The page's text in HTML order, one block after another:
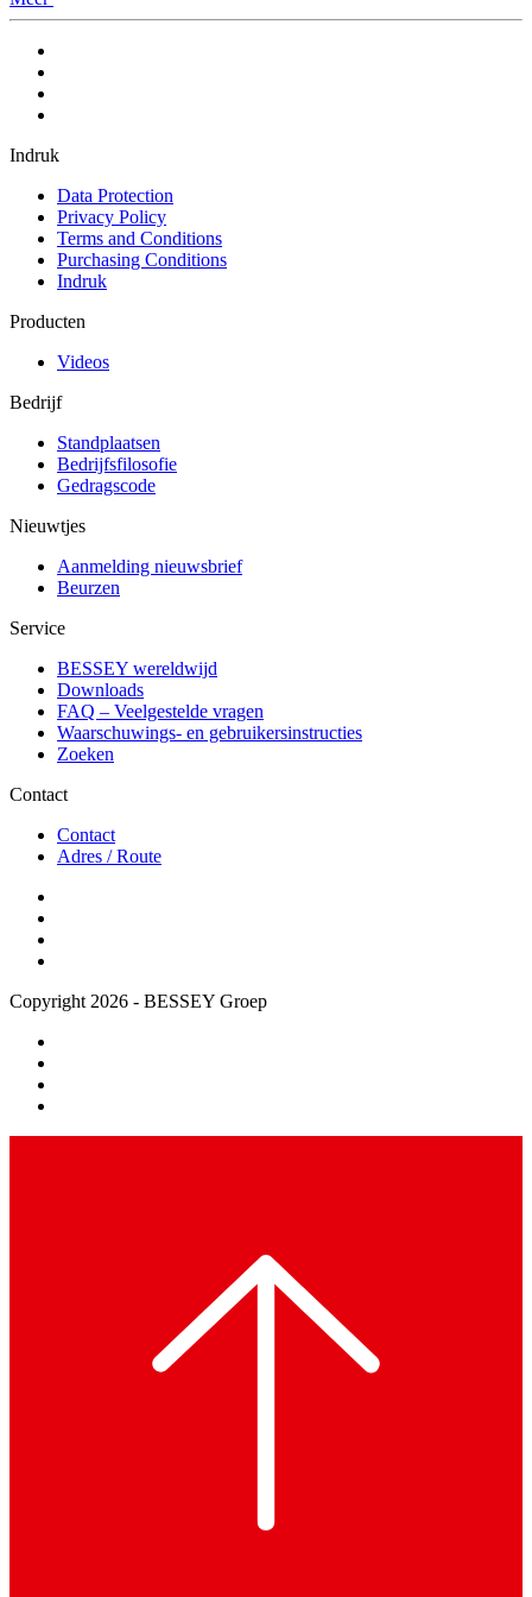
Indruk
Data Protection
Privacy Policy
Terms and Conditions
Purchasing Conditions
Indruk
Producten
Videos
Bedrijf
Standplaatsen
Bedrijfsfilosofie
Gedragscode
Nieuwtjes
Aanmelding nieuwsbrief
Beurzen
Service
BESSEY wereldwijd
Downloads
FAQ – Veelgestelde vragen
Waarschuwings- en gebruikersinstructies
Zoeken
Contact
Contact
Adres / Route
Copyright 2026 - BESSEY Groep